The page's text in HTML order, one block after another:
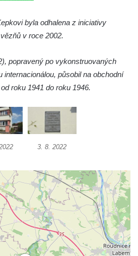
světové války v
války v Dolním
války v Plavu
na hřbitově v
na hřbitově v
na hřbitově v
na hřbitově v Dolním
byla odhalena z iniciativy
v roce 2002.
popravený po vykonstruovaných
internacionálou, působil na obchodní
roku 1941 do roku 1946.
3. 8. 2022